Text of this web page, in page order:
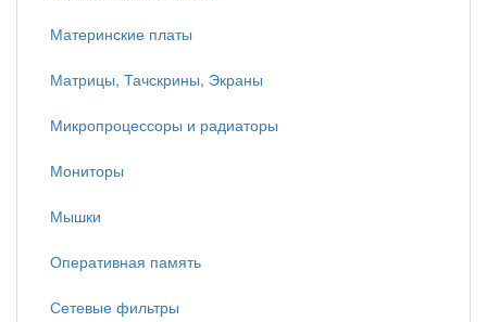
Материнские платы
Матрицы, Тачскрины, Экраны
Микропроцессоры и радиаторы
Мониторы
Мышки
Оперативная память
Сетевые фильтры